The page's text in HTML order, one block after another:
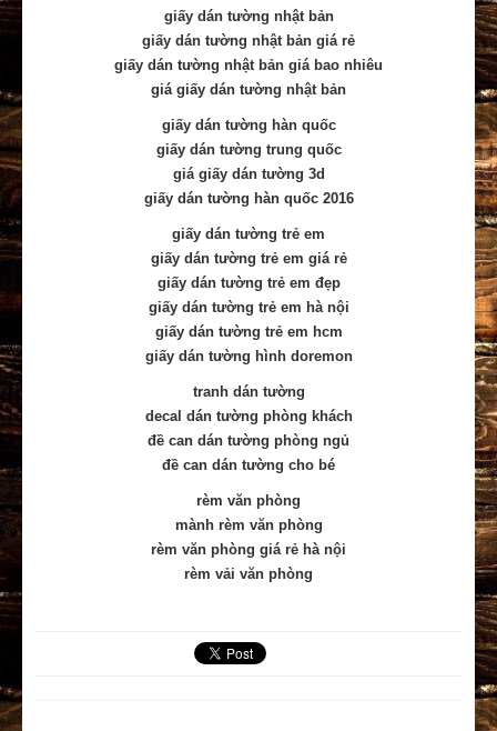
giấy dán tường nhật bản
giấy dán tường nhật bản giá rẻ
giấy dán tường nhật bản giá bao nhiêu
giá giấy dán tường nhật bản
giấy dán tường hàn quốc
giấy dán tường trung quốc
giá giấy dán tường 3d
giấy dán tường hàn quốc 2016
giấy dán tường trẻ em
giấy dán tường trẻ em giá rẻ
giấy dán tường trẻ em đẹp
giấy dán tường trẻ em hà nội
giấy dán tường trẻ em hcm
giấy dán tường hình doremon
tranh dán tường
decal dán tường phòng khách
đề can dán tường phòng ngủ
đề can dán tường cho bé
rèm văn phòng
mành rèm văn phòng
rèm văn phòng giá rẻ hà nội
rèm vải văn phòng